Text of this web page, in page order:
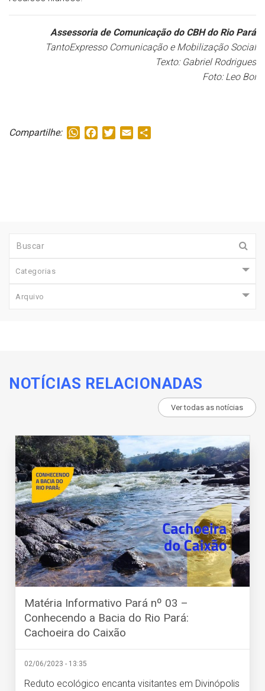
Assessoria de Comunicação do CBH do Rio Pará
TantoExpresso Comunicação e Mobilização Social
Texto: Gabriel Rodrigues
Foto: Leo Boi
Compartilhe: WhatsApp
FacebookTwitterEmail
Categorias
Arquivo
NOTÍCIAS RELACIONADAS
Ver todas as notícias
Matéria Informativo Pará nº 03 –
Conhecendo a Bacia do Rio Pará:
Cachoeira do Caixão
02/06/2023 - 13:35
Reduto ecológico encanta visitantes em Divinópolis